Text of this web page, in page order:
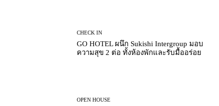
CHECK IN
GO HOTEL ผนึก Sukishi Intergroup มอบ
ความสุข 2 ต่อ ทั้งห้องพักและรับมื้ออร่อย
OPEN HOUSE